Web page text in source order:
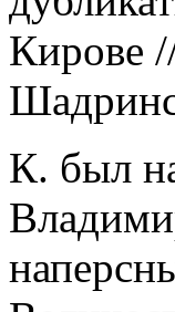
Кирове
К. был